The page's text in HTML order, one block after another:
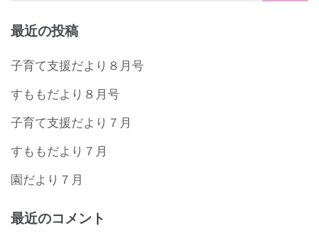
最近の投稿
子育て支援だより８月号
すももだより８月号
子育て支援だより７月
すももだより７月
園だより７月
最近のコメント